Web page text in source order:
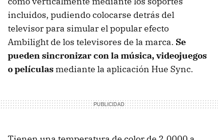
incluidos, pudiendo colocarse detrás del
televisor para simular el popular efecto
Ambilight de los televisores de la marca. Se
pueden sincronizar con la música, videojuegos
o películas mediante la aplicación Hue Sync.